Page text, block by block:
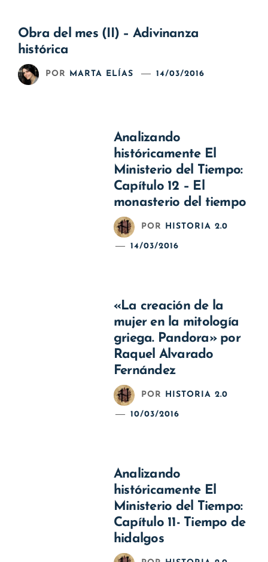
Obra del mes (II) – Adivinanza
histórica
POR MARTA ELÍAS 14/03/2016
Analizando
históricamente El
Ministerio del Tiempo:
Capítulo 12 – El
monasterio del tiempo
POR HISTORIA 2.0
14/03/2016
«La creación de la
mujer en la mitología
griega. Pandora» por
Raquel Alvarado
Fernández
POR HISTORIA 2.0
10/03/2016
Analizando
históricamente El
Ministerio del Tiempo:
Capítulo 11- Tiempo de
hidalgos